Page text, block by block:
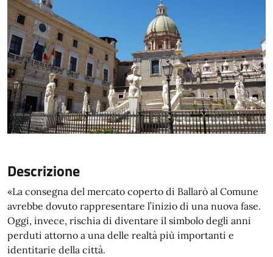
Descrizione
«La consegna del mercato coperto di Ballarò al Comune
avrebbe dovuto rappresentare l’inizio di una nuova fase.
Oggi, invece, rischia di diventare il simbolo degli anni
perduti attorno a una delle realtà più importanti e
identitarie della città.